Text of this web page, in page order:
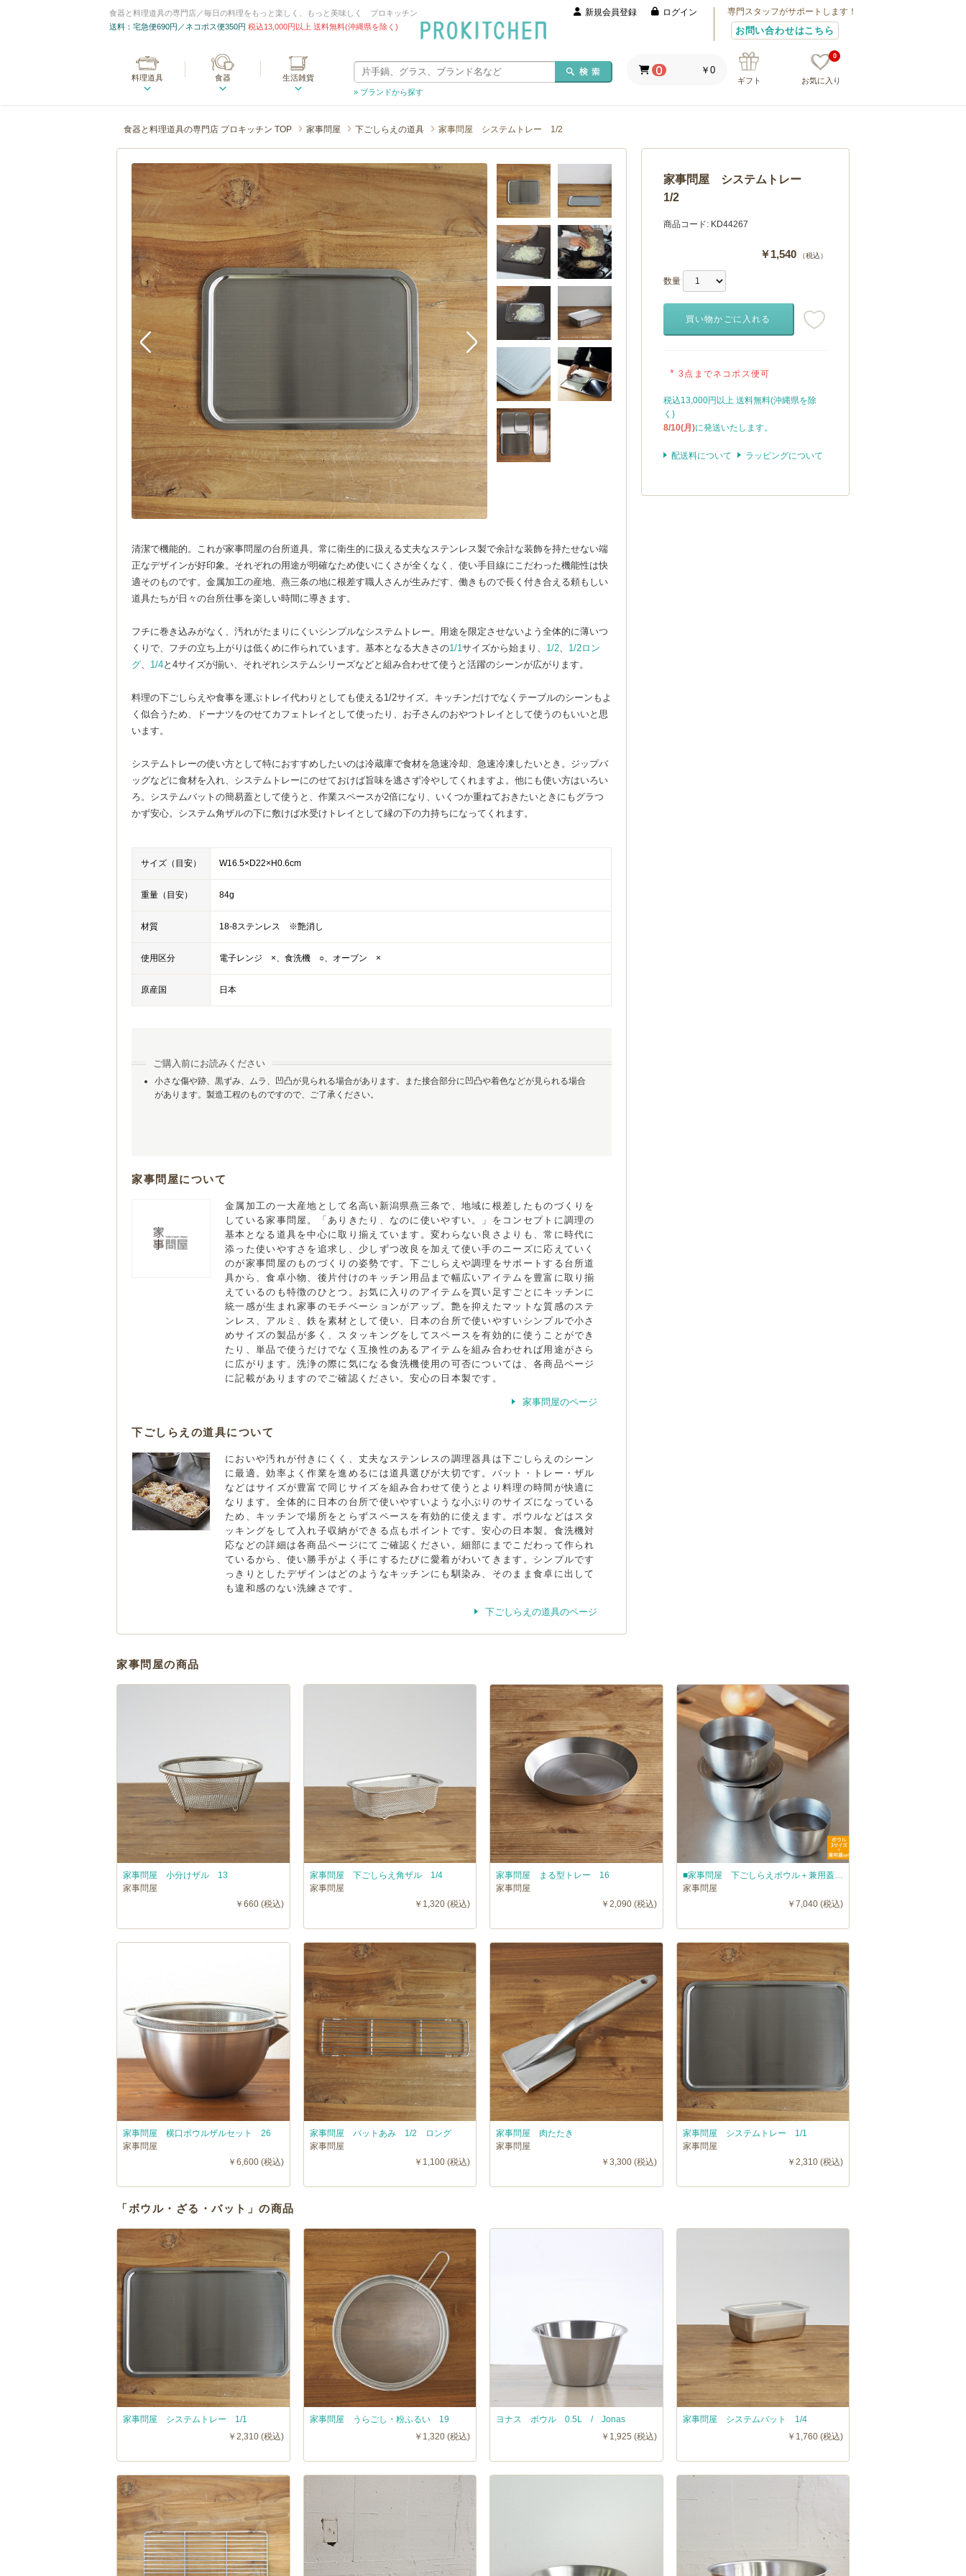
食器と料理道具の専門店／毎日の料理をもっと楽しく、もっと美味しく プロキッチン
送料：宅急便690円／ネコポス便350円 税込13,000円以上 送料無料(沖縄県を除く)
新規会員登録 ログイン 専門スタッフがサポートします！
お問い合わせはこちら
料理道具 食器
生活雑貨
» ブランドから探す
ギフト お気に入り
0
0 ￥0
食器と料理道具の専門店 プロキッチン TOP 家事問屋 下ごしらえの道具 家事問屋 システムトレー 1/2
家事問屋 システムトレー
1/2
商品コード: KD44267
￥1,540 （税込）
数量
買い物かごに入れる
* 3点までネコポス便可
税込13,000円以上 送料無料(沖縄県を除
く)
8/10(月)に発送いたします。
配送料について ラッピングについて
清潔で機能的。これが家事問屋の台所道具。常に衛生的に扱える丈夫なステンレス製で余計な装飾を持たせない端
正なデザインが好印象。それぞれの用途が明確なため使いにくさが全くなく、使い手目線にこだわった機能性は快
適そのものです。金属加工の産地、燕三条の地に根差す職人さんが生みだす、働きもので長く付き合える頼もしい
道具たちが日々の台所仕事を楽しい時間に導きます。
フチに巻き込みがなく、汚れがたまりにくいシンプルなシステムトレー。用途を限定させないよう全体的に薄いつ
くりで、フチの立ち上がりは低くめに作られています。基本となる大きさの1/1サイズから始まり、 1/2、 1/2ロン
グ、 1/4と4サイズが揃い、それぞれシステムシリーズなどと組み合わせて使うと活躍のシーンが広がります。
料理の下ごしらえや食事を運ぶトレイ代わりとしても使える1/2サイズ。キッチンだけでなくテーブルのシーンもよ
く似合うため、ドーナツをのせてカフェトレイとして使ったり、お子さんのおやつトレイとして使うのもいいと思
います。
システムトレーの使い方として特におすすめしたいのは冷蔵庫で食材を急速冷却、急速冷凍したいとき。ジップバ
ッグなどに食材を入れ、システムトレーにのせておけば旨味を逃さず冷やしてくれますよ。他にも使い方はいろい
ろ。システムバットの簡易蓋として使うと、作業スペースが2倍になり、いくつか重ねておきたいときにもグラつ
かず安心。システム角ザルの下に敷けば水受けトレイとして縁の下の力持ちになってくれます。
サイズ（目安） W16.5×D22×H0.6cm
重量（目安） 84g
材質 18-8ステンレス ※艶消し
使用区分 電子レンジ ×、食洗機 ○、オーブン ×
原産国 日本
ご購入前にお読みください
小さな傷や跡、黒ずみ、ムラ、凹凸が見られる場合があります。また接合部分に凹凸や着色などが見られる場合
があります。製造工程のものですので、ご了承ください。
家事問屋について
金属加工の一大産地として名高い新潟県燕三条で、地域に根差したものづくりを
している家事問屋。「ありきたり、なのに使いやすい。」をコンセプトに調理の
基本となる道具を中心に取り揃えています。変わらない良さよりも、常に時代に
添った使いやすさを追求し、少しずつ改良を加えて使い手のニーズに応えていく
のが家事問屋のものづくりの姿勢です。下ごしらえや調理をサポートする台所道
具から、食卓小物、後片付けのキッチン用品まで幅広いアイテムを豊富に取り揃
えているのも特徴のひとつ。お気に入りのアイテムを買い足すごとにキッチンに
統一感が生まれ家事のモチベーションがアップ。艶を抑えたマットな質感のステ
ンレス、アルミ、鉄を素材として使い、日本の台所で使いやすいシンプルで小さ
めサイズの製品が多く、スタッキングをしてスペースを有効的に使うことができ
たり、単品で使うだけでなく互換性のあるアイテムを組み合わせれば用途がさら
に広がります。洗浄の際に気になる食洗機使用の可否については、各商品ページ
に記載がありますのでご確認ください。安心の日本製です。
家事問屋のページ
下ごしらえの道具について
においや汚れが付きにくく、丈夫なステンレスの調理器具は下ごしらえのシーン
に最適。効率よく作業を進めるには道具選びが大切です。バット・トレー・ザル
などはサイズが豊富で同じサイズを組み合わせて使うとより料理の時間が快適に
なります。全体的に日本の台所で使いやすいような小ぶりのサイズになっている
ため、キッチンで場所をとらずスペースを有効的に使えます。ボウルなどはスタ
ッキングをして入れ子収納ができる点もポイントです。安心の日本製。食洗機対
応などの詳細は各商品ページにてご確認ください。細部にまでこだわって作られ
ているから、使い勝手がよく手にするたびに愛着がわいてきます。シンプルです
っきりとしたデザインはどのようなキッチンにも馴染み、そのまま食卓に出して
も違和感のない洗練さです。
下ごしらえの道具のページ
家事問屋の商品
家事問屋 小分けザル 13
家事問屋
￥660 (税込)
家事問屋 下ごしらえ角ザル 1/4
家事問屋
￥1,320 (税込)
家事問屋 まる型トレー 16
家事問屋
￥2,090 (税込)
■家事問屋 下ごしらえボウル＋兼用蓋4点セット
家事問屋
￥7,040 (税込)
家事問屋 横口ボウルザルセット 26
家事問屋
￥6,600 (税込)
家事問屋 バットあみ 1/2 ロング
家事問屋
￥1,100 (税込)
家事問屋 肉たたき
家事問屋
￥3,300 (税込)
家事問屋 システムトレー 1/1
家事問屋
￥2,310 (税込)
「ボウル・ざる・バット」の商品
家事問屋 システムトレー 1/1
￥2,310 (税込)
家事問屋 うらごし・粉ふるい 19
￥1,320 (税込)
ヨナス ボウル 0.5L / Jonas
￥1,925 (税込)
家事問屋 システムバット 1/4
￥1,760 (税込)